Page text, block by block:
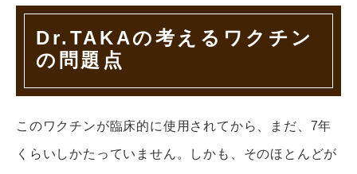
Dr.TAKAの考えるワクチン
の問題点
このワクチンが臨床的に使用されてから、まだ、7年
くらいしかたっていません。しかも、そのほとんどが